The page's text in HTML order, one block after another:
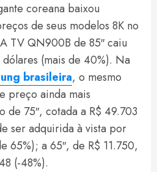
coreana baixou
de seus modelos 8K no
TV QN900B de 85″ caiu
(mais de 40%). Na
brasileira, o mesmo
preço ainda mais
de 75″, cotada a R$ 49.703
ser adquirida à vista por
65%); a 65″, de R$ 11.750,
(-48%).